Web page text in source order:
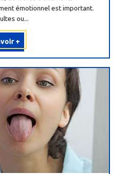
émotionnel est important.
ou...
+